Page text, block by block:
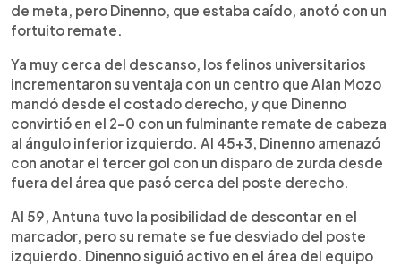
de meta, pero Dinenno, que estaba caído, anotó con un
fortuito remate.
Ya muy cerca del descanso, los felinos universitarios
incrementaron su ventaja con un centro que Alan Mozo
mandó desde el costado derecho, y que Dinenno
convirtió en el 2-0 con un fulminante remate de cabeza
al ángulo inferior izquierdo. Al 45+3, Dinenno amenazó
con anotar el tercer gol con un disparo de zurda desde
fuera del área que pasó cerca del poste derecho.
Al 59, Antuna tuvo la posibilidad de descontar en el
marcador, pero su remate se fue desviado del poste
izquierdo. Dinenno siguió activo en el área del equipo